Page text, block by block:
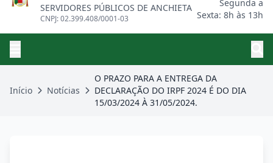
SERVIDORES PÚBLICOS DE ANCHIETA
CNPJ: 02.399.408/0001-03
Segunda a
Sexta: 8h às 13h
Início Notícias
O PRAZO PARA A ENTREGA DA
DECLARAÇÃO DO IRPF 2024 É DO DIA
15/03/2024 À 31/05/2024.